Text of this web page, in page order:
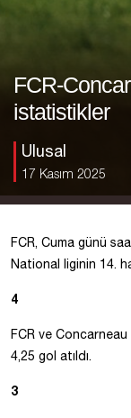
FCR-
istatistikler
Ulusal
17 Kasım 2025
FCR, Cuma günü
National liginin 14.
4
FCR ve
4,25 gol atıldı.
3